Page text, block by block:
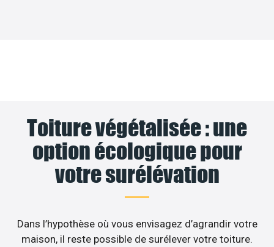
Toiture végétalisée : une
option écologique pour
votre surélévation
Dans l’hypothèse où vous envisagez d’agrandir votre
maison, il reste possible de surélever votre toiture.